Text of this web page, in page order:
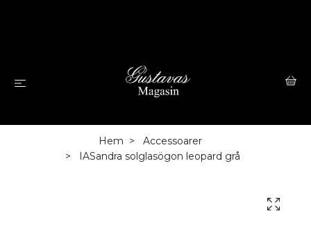
Hem
Accessoarer
IASandra solglasögon leopard grå